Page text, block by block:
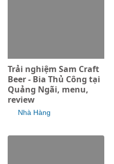
Trải nghiệm Sam Craft
Beer - Bia Thủ Công tại
Quảng Ngãi, menu,
review
Nhà Hàng